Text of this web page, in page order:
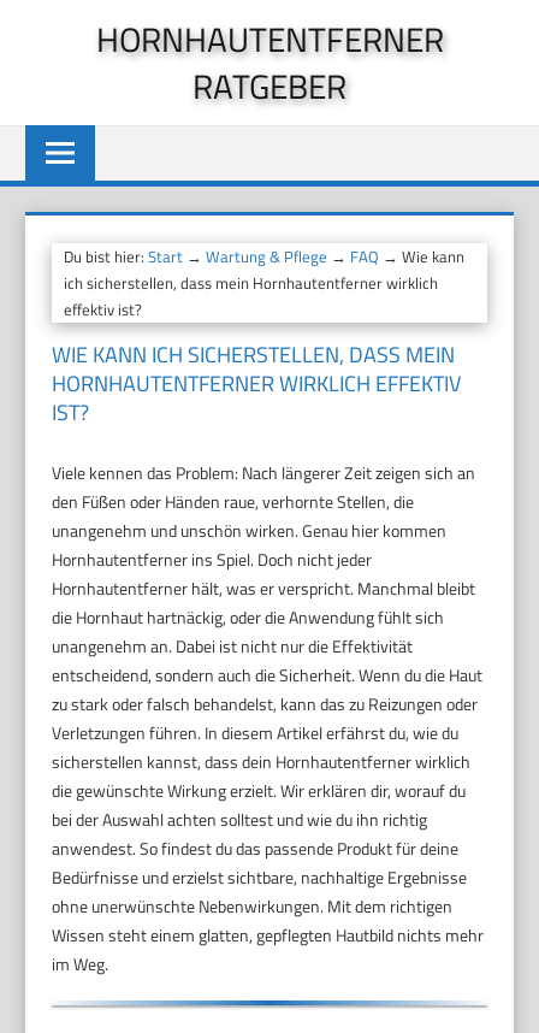
HORNHAUTENTFERNER
RATGEBER
Du bist hier:Start →Wartung & Pflege → FAQ → Wie kann
ich sicherstellen, dass mein Hornhautentferner wirklich
effektiv ist?
WIE KANN ICH SICHERSTELLEN, DASS MEIN
HORNHAUTENTFERNER WIRKLICH EFFEKTIV
IST?
Viele kennen das Problem: Nach längerer Zeit zeigen sich an
den Füßen oder Händen raue, verhornte Stellen, die
unangenehm und unschön wirken. Genau hier kommen
Hornhautentferner ins Spiel. Doch nicht jeder
Hornhautentferner hält, was er verspricht. Manchmal bleibt
die Hornhaut hartnäckig, oder die Anwendung fühlt sich
unangenehm an. Dabei ist nicht nur die Effektivität
entscheidend, sondern auch die Sicherheit. Wenn du die Haut
zu stark oder falsch behandelst, kann das zu Reizungen oder
Verletzungen führen. In diesem Artikel erfährst du, wie du
sicherstellen kannst, dass dein Hornhautentferner wirklich
die gewünschte Wirkung erzielt. Wir erklären dir, worauf du
bei der Auswahl achten solltest und wie du ihn richtig
anwendest. So findest du das passende Produkt für deine
Bedürfnisse und erzielst sichtbare, nachhaltige Ergebnisse
ohne unerwünschte Nebenwirkungen. Mit dem richtigen
Wissen steht einem glatten, gepflegten Hautbild nichts mehr
im Weg.